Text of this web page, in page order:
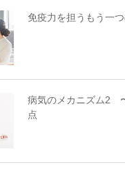
免疫力を担うもう一
病気のメカニズム2
点